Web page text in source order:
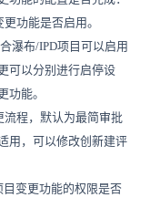
功能是否启用。
瀑布/IPD项目可以启用
可以分别进行启停设
功能。
程，默认为最简审批
用，可以修改创新建评
变更功能的权限是否